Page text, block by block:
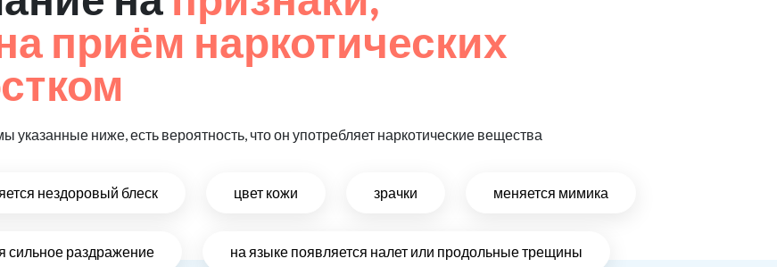
приём наркотических
указанные ниже, есть вероятность, что он употребляет наркотические вещества
нездоровый блеск цвет кожи зрачки меняется мимика
сильное раздражение на языке появляется налет или продольные трещины